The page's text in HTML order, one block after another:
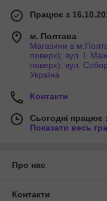
Працює з
м. Полтава
Магазини в
поверх); вул. І.
поверх); вул.
Україна
Контакти
Сьогодні працює
Показати весь
Про нас
Контакти